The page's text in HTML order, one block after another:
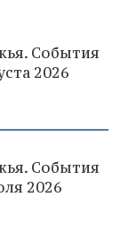
События
2026
События
2026